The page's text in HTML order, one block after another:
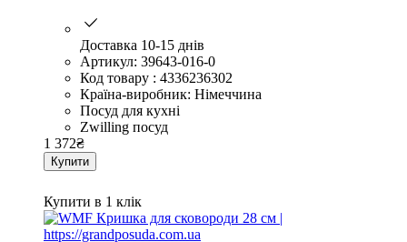
Доставка 10-15 днів
Артикул: 39643-016-0
Код товару : 4336236302
Країна-виробник: Німеччина
Посуд для кухні
Zwilling посуд
1 372₴
Купити
Купити в 1 клік